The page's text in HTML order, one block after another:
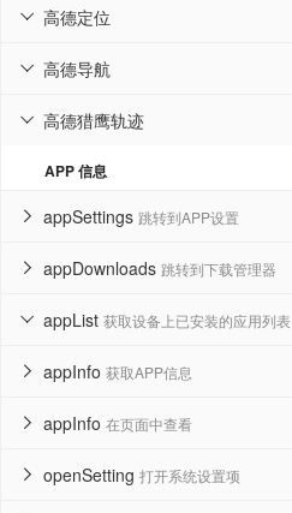
高德定位

高德导航

高德猎鹰轨迹

APP 信息
appSettings 跳转到APP设置

appDownloads 跳转到下载管理器

appList 获取设备上已安装的应用列表

appInfo 获取APP信息

appInfo 在页面中查看

openSetting 打开系统设置项
